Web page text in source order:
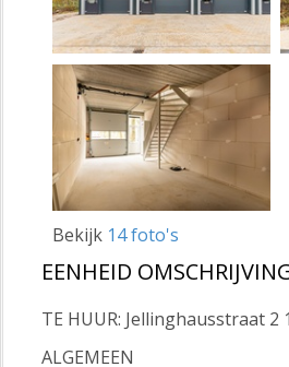
Bekijk 14 foto's
EENHEID
TE HUUR: Jellinghausstraat 2
ALGEMEEN